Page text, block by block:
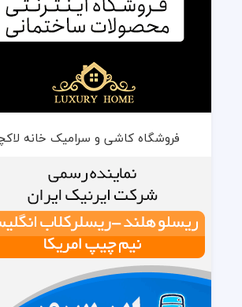
فروشگاه کاشی و سرامیک خانه